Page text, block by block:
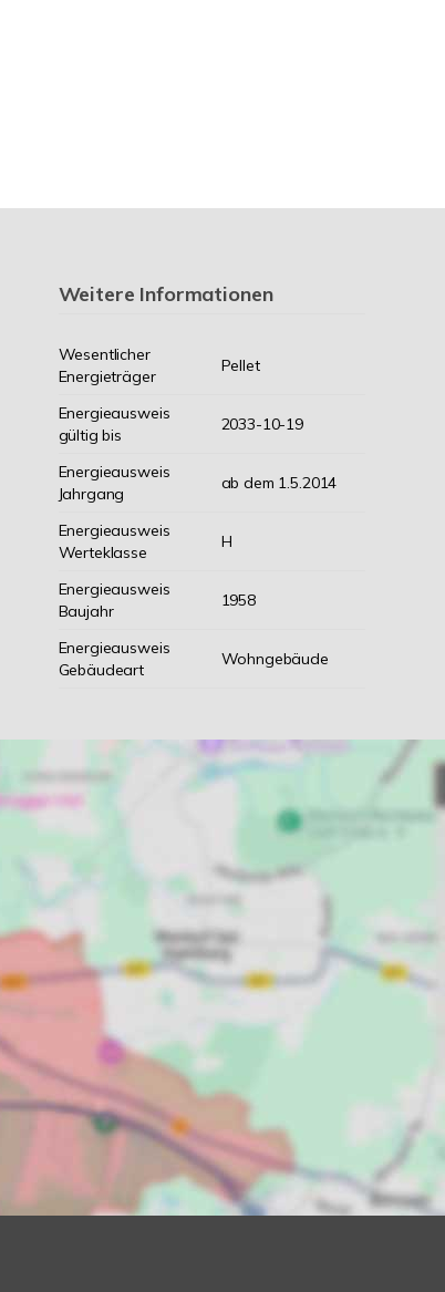
Weitere Informationen
Wesentlicher
Energieträger
Pellet
Energieausweis
gültig bis
2033-10-19
Energieausweis
Jahrgang
ab dem 1.5.2014
Energieausweis
Werteklasse
H
Energieausweis
Baujahr
1958
Energieausweis
Gebäudeart
Wohngebäude